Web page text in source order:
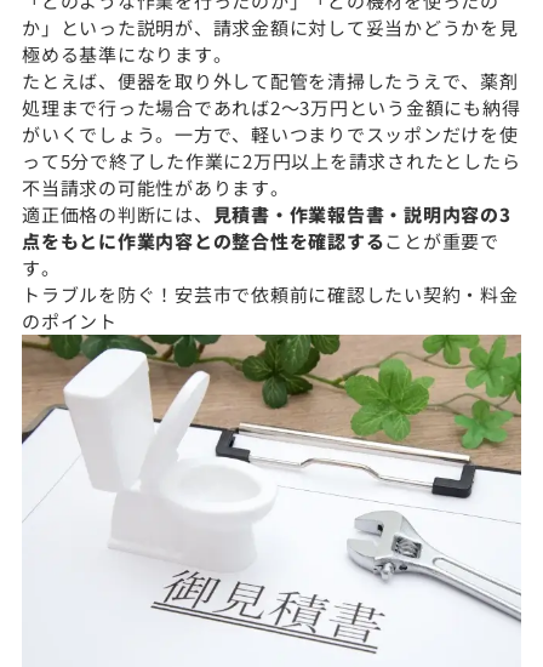
か」といった説明が、請求金額に対して妥当かどうかを見
極める基準になります。
たとえば、便器を取り外して配管を清掃したうえで、薬剤
処理まで行った場合であれば2〜3万円という金額にも納得
がいくでしょう。一方で、軽いつまりでスッポンだけを使
って5分で終了した作業に2万円以上を請求されたとしたら
不当請求の可能性があります。
適正価格の判断には、 見積書・作業報告書・説明内容の3
点をもとに作業内容との整合性を確認することが重要で
す。
トラブルを防ぐ！安芸市で依頼前に確認したい契約・料金
のポイント